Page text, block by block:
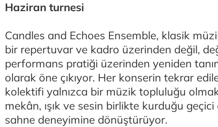
Haziran turnesi
Candles and Echoes Ensemble, klasik
bir repertuvar ve kadro üzerinden değil,
performans pratiği üzerinden yeniden
olarak öne çıkıyor. Her konserin tekrar
kolektifi yalnızca bir müzik topluluğu
mekân, ışık ve sesin birlikte kurduğu
sahne deneyimine dönüştürüyor.